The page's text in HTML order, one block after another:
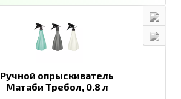
Ручной опрыскиватель
Матаби Требол, 0.8 л